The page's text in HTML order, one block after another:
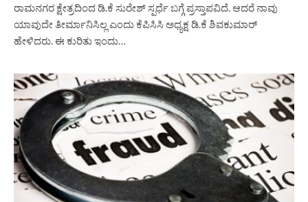
ರಾಮನಗರ ಕ್ಷೇತ್ರದಿಂದ ಡಿ.ಕೆ ಸುರೇಶ್ ಸ್ಪರ್ಧೆ ಬಗ್ಗೆ ಪ್ರಸ್ತಾಪವಿದೆ. ಆದರೆ ನಾವು
ಯಾವುದೇ ತೀರ್ಮಾನಿಸಿಲ್ಲ ಎಂದು ಕೆಪಿಸಿಸಿ ಅಧ್ಯಕ್ಷ ಡಿ.ಕೆ ಶಿವಕುಮಾರ್
ಹೇಳಿದರು. ಈ ಕುರಿತು ಇಂದು…